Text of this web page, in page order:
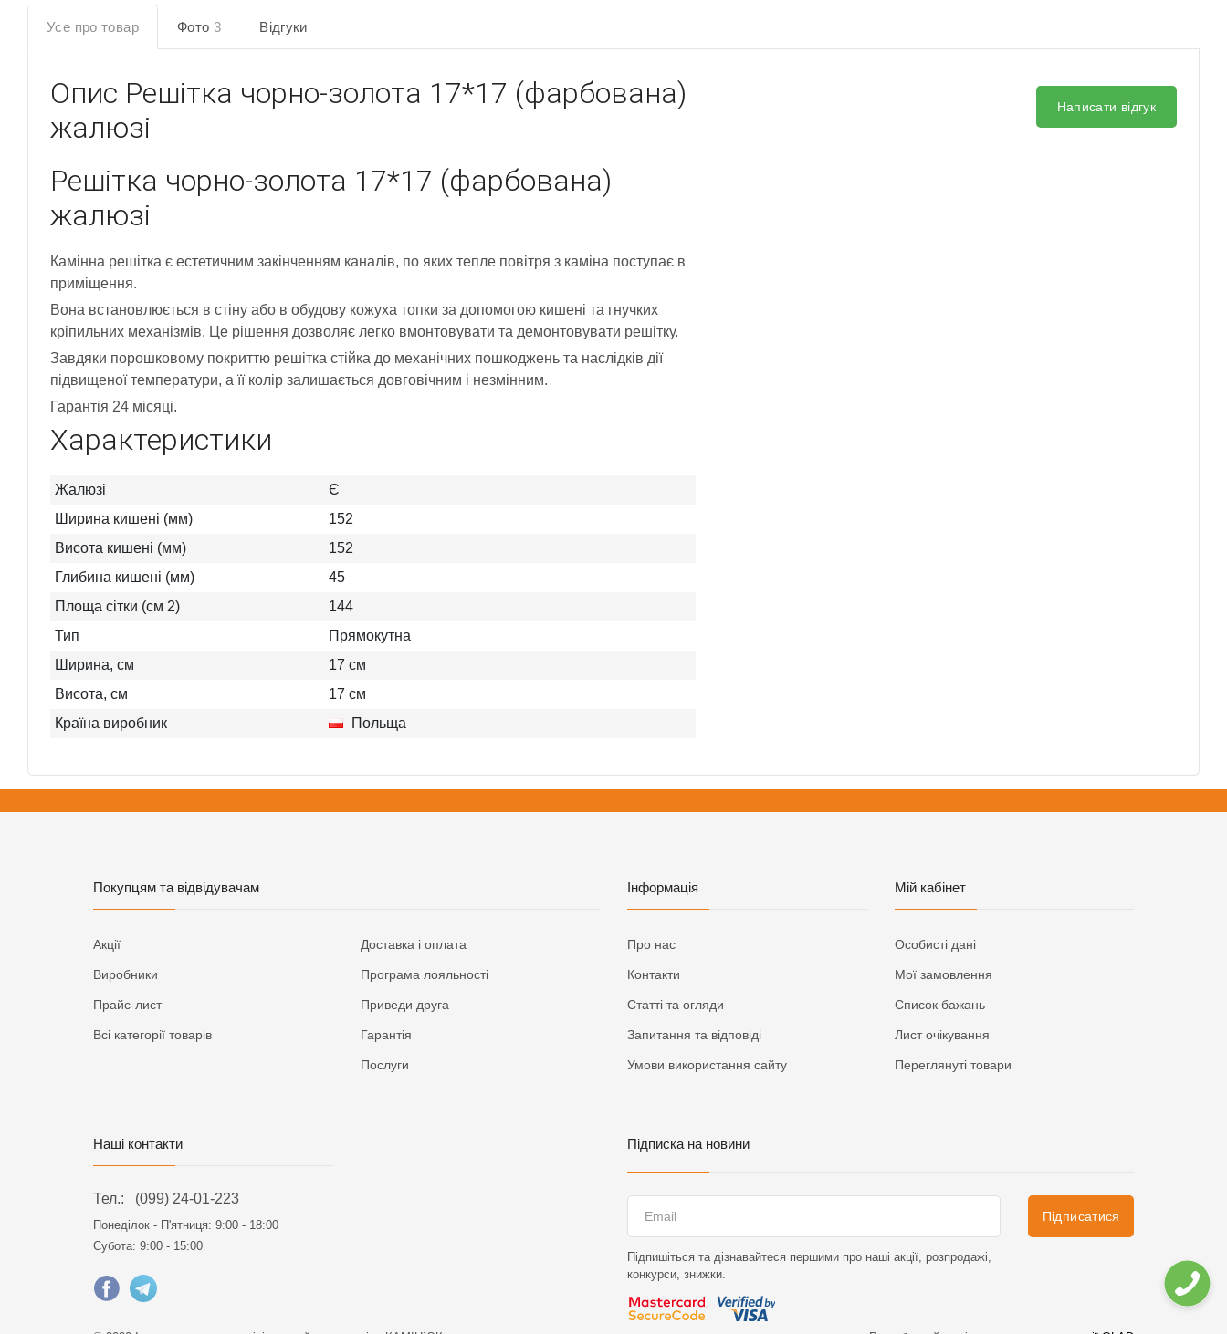
Усе про товар Фото 3 Відгуки
Опис Решітка чорно-золота 17*17 (фарбована)
жалюзі
Решітка чорно-золота 17*17 (фарбована)
жалюзі
Камінна решітка є естетичним закінченням каналів, по яких тепле повітря з каміна поступає в
приміщення.
Вона встановлюється в стіну або в обудову кожуха топки за допомогою кишені та гнучких
кріпильних механізмів. Це рішення дозволяє легко вмонтовувати та демонтовувати решітку.
Завдяки порошковому покриттю решітка стійка до механічних пошкоджень та наслідків дії
підвищеної температури, а її колір залишається довговічним і незмінним.
Гарантія 24 місяці.
Характеристики
Жалюзі
Є
Ширина кишені (мм)
152
Висота кишені (мм)
152
Глибина кишені (мм)
45
Площа сітки (см 2)
144
Тип
Прямокутна
Ширина, см
17 см
Висота, см
17 см
Країна виробник
Польща
Написати відгук
Покупцям та відвідувачам
Акції
Виробники
Прайс-лист
Всі категорії товарів
Доставка і оплата
Програма лояльності
Приведи друга
Гарантія
Послуги
Інформація
Про нас
Контакти
Статті та огляди
Запитання та відповіді
Умови використання сайту
Мій кабінет
Особисті дані
Мої замовлення
Список бажань
Лист очікування
Переглянуті товари
Наші контакти
Тел.: (099) 24-01-223
Понеділок - П'ятниця: 9:00 - 18:00
Субота: 9:00 - 15:00
Підписка на новини
Підпишіться та дізнавайтеся першими про наші акції, розпродажі,
конкурси, знижки.
Підписатися